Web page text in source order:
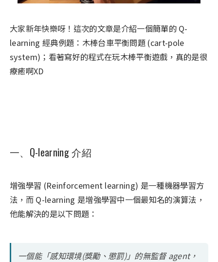
大家新年快樂呀！這次的文章是介紹一個簡單的 Q-
learning 經典例題：木棒台車平衡問題 (cart-pole
system)；看著寫好的程式在玩木棒平衡遊戲，真的是很
療癒啊XD
一、Q-learning 介紹
增強學習 (Reinforcement learning) 是一種機器學習方
法，而 Q-learning 是增強學習中一個最知名的演算法，
他能解決的是以下問題：
一個能「感知環境(獎勵、懲罰)」的無監督 agent，